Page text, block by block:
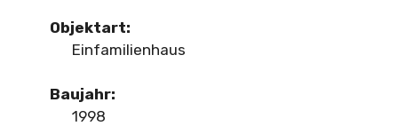
Objektart:
Einfamilienhaus
Baujahr:
1998